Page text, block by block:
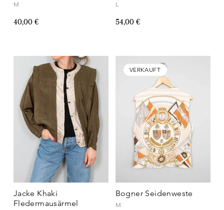
M
40,00 €
L
54,00 €
Jacke Khaki
Fledermausärmel
VERKAUFT
Bogner Seidenweste
M